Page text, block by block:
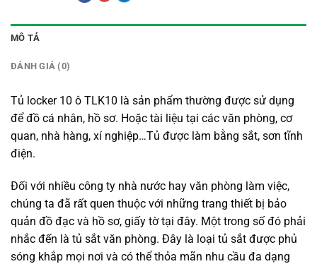
MÔ TẢ
ĐÁNH GIÁ (0)
Tủ locker 10 ô TLK10 là sản phẩm thường được sử dụng
để đồ cá nhân, hồ sơ. Hoặc tài liệu tại các văn phòng, cơ
quan, nhà hàng, xí nghiệp…Tủ được làm bằng sắt, sơn tĩnh
điện.
Đối với nhiều công ty nhà nước hay văn phòng làm việc,
chúng ta đã rất quen thuộc với những trang thiết bị bảo
quản đồ đạc và hồ sơ, giấy tờ tại đây. Một trong số đó phải
nhắc đến là tủ sắt văn phòng. Đây là loại tủ sắt được phủ
sóng khắp mọi nơi và có thể thỏa mãn nhu cầu đa dạng